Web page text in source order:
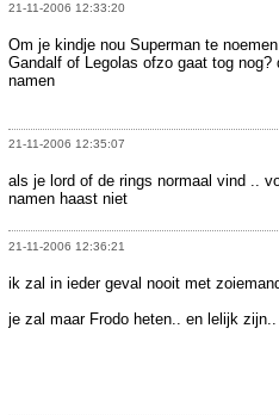
21-11-2006 12:33:20
Om je kindje nou Superman te
Gandalf of Legolas ofzo gaat tog
namen
21-11-2006 12:35:07
als je lord of de rings normaal vind ..
namen haast niet
21-11-2006 12:36:21
ik zal in ieder geval nooit met
je zal maar Frodo heten.. en lelijk zijn..